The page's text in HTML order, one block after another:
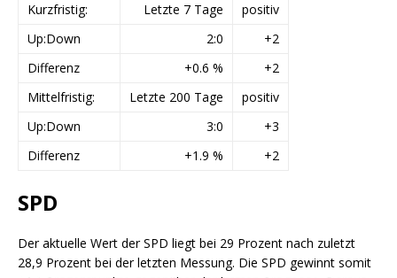
Kurzfristig:
Letzte 7 Tage
positiv
Up:Down
2:0
+2
Differenz
+0.6 %
+2
Mittelfristig:
Letzte 200 Tage
positiv
Up:Down
3:0
+3
Differenz
+1.9 % +2
SPD
Der aktuelle Wert der SPD liegt bei 29 Prozent nach zuletzt
28,9 Prozent bei der letzten Messung. Die SPD gewinnt somit